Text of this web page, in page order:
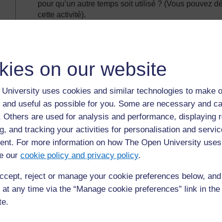
on our website
University uses cookies and similar technologies to make
useful as possible for you. Some are necessary and
Others are used for analysis and performance, displaying
and tracking your activities for personalisation and
For more information on how The Open University
our cookie policy and privacy policy.
reject or manage your cookie preferences below,
any time via the “Manage cookie preferences” link in
pour qu’un autre temps soit utilisé ? (Vous pouvez
cette activité).
Est-ce que la présentation de la lettre est correcte
Précédent
Précédent
Ressource 2 : Ecrire des lettres